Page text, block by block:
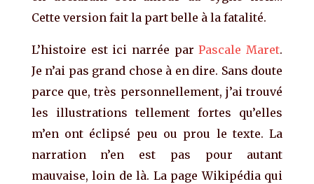
Cette version fait la part belle à la fatalité.
L’histoire est ici narrée parPascale Maret.
Je n’ai pas grand chose à en dire. Sans doute
parce que, très personnellement, j’ai trouvé
les illustrations tellement fortes qu’elles
m’en ont éclipsé peu ou prou le texte. La
narration n’en est pas pour autant
mauvaise, loin de là. La page Wikipédia qui